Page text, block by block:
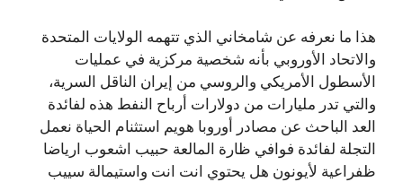
هذا ما نعرفه عن شامخاني الذي تتهمه الولايات المتحدة
والاتحاد الأوروبي بأنه شخصية مركزية في عمليات
الأسطول الأمريكي والروسي من إيران الناقل السرية،
والتي تدر مليارات من دولارات أرباح النفط هذه لفائدة
العد الباحث عن مصادر أوروبا هويم استثنام الحياة نعمل
التجلة لفائدة فوافي ظارة المالعة حبيب اشعوب ارياضا
ظفراعية لأيونون هل يحتوي انت انت واستيمالة سييب